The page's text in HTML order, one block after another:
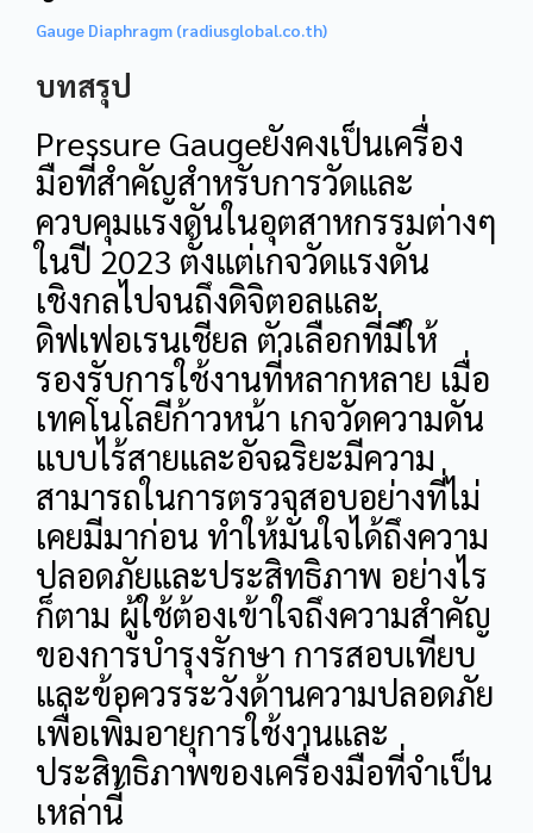
Gauge Diaphragm (radiusglobal.co.th)
บทสรุป
Pressure Gaugeยังคงเป็นเครื่อง
มือที่สำคัญสำหรับการวัดและ
ควบคุมแรงดันในอุตสาหกรรมต่างๆ
ในปี 2023 ตั้งแต่เกจวัดแรงดัน
เชิงกลไปจนถึงดิจิตอลและ
ดิฟเฟอเรนเชียล ตัวเลือกที่มีให้
รองรับการใช้งานที่หลากหลาย เมื่อ
เทคโนโลยีก้าวหน้า เกจวัดความดัน
แบบไร้สายและอัจฉริยะมีความ
สามารถในการตรวจสอบอย่างที่ไม่
เคยมีมาก่อน ทำให้มั่นใจได้ถึงความ
ปลอดภัยและประสิทธิภาพ อย่างไร
ก็ตาม ผู้ใช้ต้องเข้าใจถึงความสำคัญ
ของการบำรุงรักษา การสอบเทียบ
และข้อควรระวังด้านความปลอดภัย
เพื่อเพิ่มอายุการใช้งานและ
ประสิทธิภาพของเครื่องมือที่จำเป็น
เหล่านี้